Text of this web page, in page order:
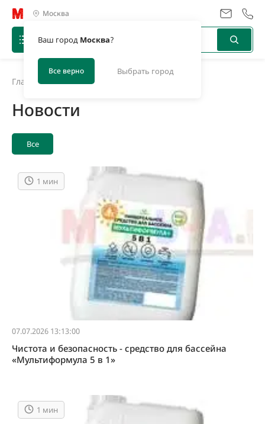
Москва
Ваш город Москва?
Все верно Выбрать город
Главная
Новости
Все
1 мин
07.07.2026 13:13:00
Чистота и безопасность - средство для бассейна
«Мультиформула 5 в 1»
1 мин